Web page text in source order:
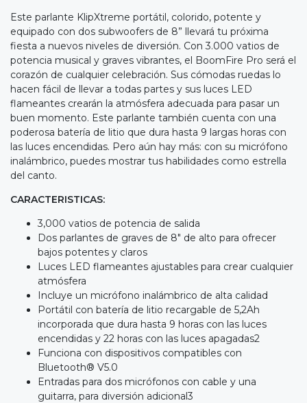
Este parlante KlipXtreme portátil, colorido, potente y
equipado con dos subwoofers de 8” llevará tu próxima
fiesta a nuevos niveles de diversión. Con 3.000 vatios de
potencia musical y graves vibrantes, el BoomFire Pro será el
corazón de cualquier celebración. Sus cómodas ruedas lo
hacen fácil de llevar a todas partes y sus luces LED
flameantes crearán la atmósfera adecuada para pasar un
buen momento. Este parlante también cuenta con una
poderosa batería de litio que dura hasta 9 largas horas con
las luces encendidas. Pero aún hay más: con su micrófono
inalámbrico, puedes mostrar tus habilidades como estrella
del canto.
CARACTERISTICAS:
3,000 vatios de potencia de salida
Dos parlantes de graves de 8" de alto para ofrecer
bajos potentes y claros
Luces LED flameantes ajustables para crear cualquier
atmósfera
Incluye un micrófono inalámbrico de alta calidad
Portátil con batería de litio recargable de 5,2Ah
incorporada que dura hasta 9 horas con las luces
encendidas y 22 horas con las luces apagadas2
Funciona con dispositivos compatibles con
Bluetooth® V5.0
Entradas para dos micrófonos con cable y una
guitarra, para diversión adicional3